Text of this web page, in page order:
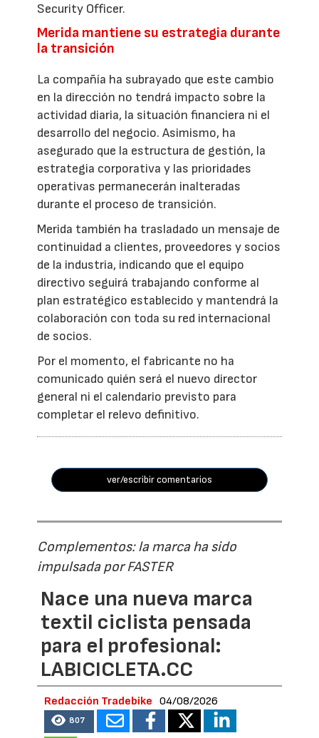
Security Officer.
Merida mantiene su estrategia durante
la transición
La compañía ha subrayado que este cambio
en la dirección no tendrá impacto sobre la
actividad diaria, la situación financiera ni el
desarrollo del negocio. Asimismo, ha
asegurado que la estructura de gestión, la
estrategia corporativa y las prioridades
operativas permanecerán inalteradas
durante el proceso de transición.
Merida también ha trasladado un mensaje de
continuidad a clientes, proveedores y socios
de la industria, indicando que el equipo
directivo seguirá trabajando conforme al
plan estratégico establecido y mantendrá la
colaboración con toda su red internacional
de socios.
Por el momento, el fabricante no ha
comunicado quién será el nuevo director
general ni el calendario previsto para
completar el relevo definitivo.
ver/escribir comentarios
Complementos: la marca ha sido
impulsada por FASTER
Nace una nueva marca
textil ciclista pensada
para el profesional:
LABICICLETA.CC
Redacción Tradebike 04/08/2026
807